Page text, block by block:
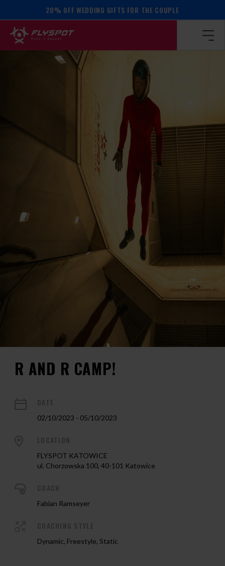
20% OFF WEDDING GIFTS FOR THE COUPLE
/ Calendar of events / R and R camp!
R AND R CAMP!
02/10/2023 - 05/10/2023
FLYSPOT KATOWICE
ul. Chorzowska 100, 40-101 Katowice
Fabian Ramseyer
Dynamic, Freestyle, Static